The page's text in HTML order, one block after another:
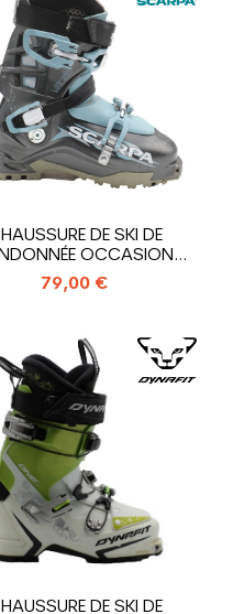
DE SKI DE
OCCASION
SCARPA VECTOR
79,00 €
DE SKI DE